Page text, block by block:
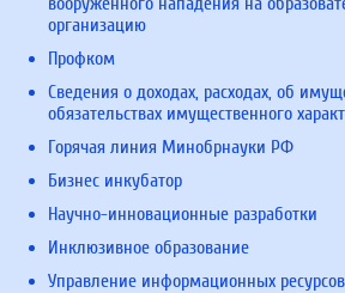
организацию
Профком
Сведения о доходах, расходах, об
обязательствах имущественного
Горячая линия Минобрнауки РФ
Бизнес инкубатор
Научно-инновационные разработки
Инклюзивное образование
Управление информационных ресурсов